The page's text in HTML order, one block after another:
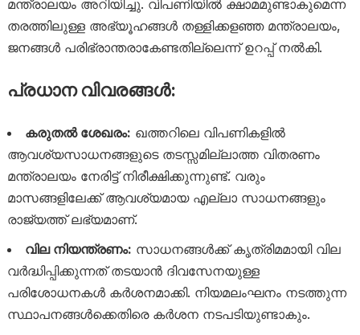
മന്ത്രാലയം അറിയിച്ചു. വിപണിയിൽ ക്ഷാമമുണ്ടാകുമെന്ന
തരത്തിലുള്ള അഭ്യൂഹങ്ങൾ തള്ളിക്കളഞ്ഞ മന്ത്രാലയം,
ജനങ്ങൾ പരിഭ്രാന്തരാകേണ്ടതില്ലെന്ന് ഉറപ്പ് നൽകി.
പ്രധാന വിവരങ്ങൾ:
കരുതൽ ശേഖരം: ഖത്തറിലെ വിപണികളിൽ
ആവശ്യസാധനങ്ങളുടെ തടസ്സമില്ലാത്ത വിതരണം
മന്ത്രാലയം നേരിട്ട് നിരീക്ഷിക്കുന്നുണ്ട്. വരും
മാസങ്ങളിലേക്ക് ആവശ്യമായ എല്ലാ സാധനങ്ങളും
രാജ്യത്ത് ലഭ്യമാണ്.
വില നിയന്ത്രണം: സാധനങ്ങൾക്ക് കൃത്രിമമായി വില
വർദ്ധിപ്പിക്കുന്നത് തടയാൻ ദിവസേനയുള്ള
പരിശോധനകൾ കർശനമാക്കി. നിയമലംഘനം നടത്തുന്ന
സ്ഥാപനങ്ങൾക്കെതിരെ കർശന നടപടിയുണ്ടാകും.